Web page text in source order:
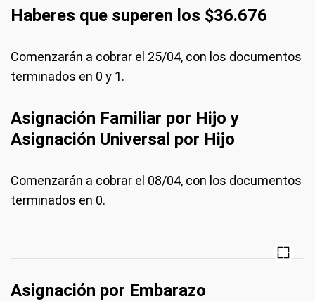
Haberes que superen los $36.676
Comenzarán a cobrar el 25/04, con los documentos
terminados en 0 y 1.
Asignación Familiar por Hijo y
Asignación Universal por Hijo
Comenzarán a cobrar el 08/04, con los documentos
terminados en 0.
Asignación por Embarazo